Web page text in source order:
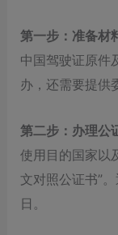
第一步：准备材
中国驾驶证原件
办，还需要提供
第二步：办理公
使用目的国家以
文对照公证书”
日。